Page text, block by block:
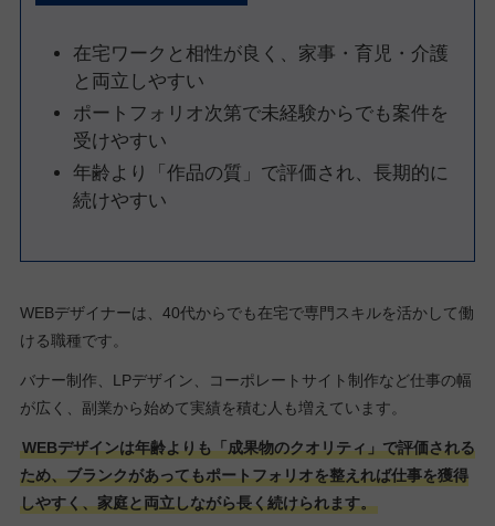
在宅ワークと相性が良く、家事・育児・介護
と両立しやすい
ポートフォリオ次第で未経験からでも案件を
受けやすい
年齢より「作品の質」で評価され、長期的に
続けやすい
WEBデザイナーは、40代からでも在宅で専門スキルを活かして働
ける職種です。
バナー制作、LPデザイン、コーポレートサイト制作など仕事の幅
が広く、副業から始めて実績を積む人も増えています。
WEBデザインは年齢よりも「成果物のクオリティ」で評価される
ため、ブランクがあってもポートフォリオを整えれば仕事を獲得
しやすく、家庭と両立しながら長く続けられます。